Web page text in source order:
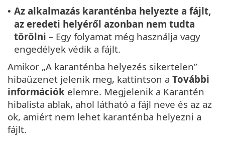
• Az alkalmazás karanténba helyezte a fájlt,
az eredeti helyéről azonban nem tudta
törölni – Egy folyamat még használja vagy
engedélyek védik a fájlt.
Amikor „A karanténba helyezés sikertelen”
hibaüzenet jelenik meg, kattintson a További
információk elemre. Megjelenik a Karantén
hibalista ablak, ahol látható a fájl neve és az az
ok, amiért nem lehet karanténba helyezni a
fájlt.